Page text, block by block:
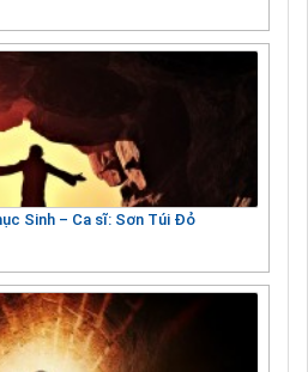
Sinh – Ca sĩ: Sơn Túi Đỏ